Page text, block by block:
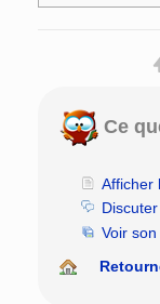
Ce
Afficher
Voir